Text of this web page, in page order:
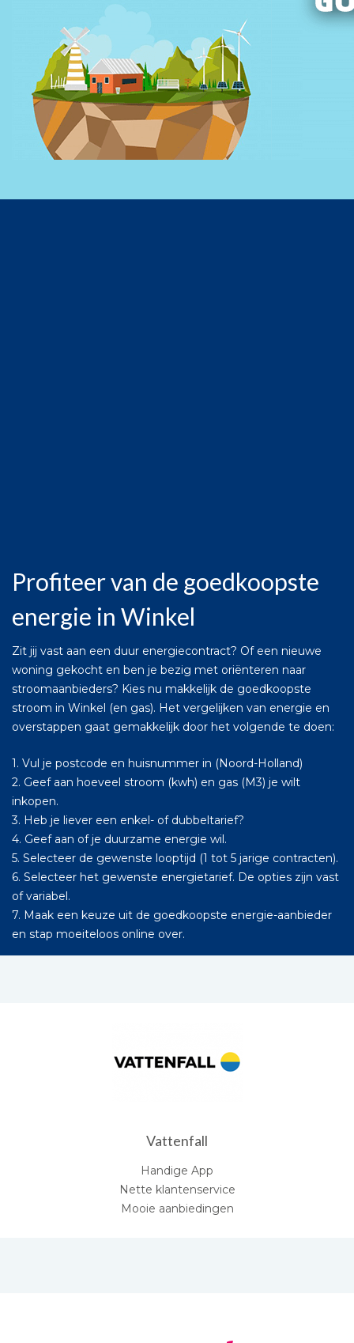
Profiteer van de goedkoopste
energie in Winkel
Zit jij vast aan een duur energiecontract? Of een nieuwe
woning gekocht en ben je bezig met oriënteren naar
stroomaanbieders? Kies nu makkelijk de goedkoopste
stroom in Winkel (en gas). Het vergelijken van energie en
overstappen gaat gemakkelijk door het volgende te doen:
1. Vul je postcode en huisnummer in (Noord-Holland)
2. Geef aan hoeveel stroom (kwh) en gas (M3) je wilt
inkopen.
3. Heb je liever een enkel- of dubbeltarief?
4. Geef aan of je duurzame energie wil.
5. Selecteer de gewenste looptijd (1 tot 5 jarige contracten).
6. Selecteer het gewenste energietarief. De opties zijn vast
of variabel.
7. Maak een keuze uit de goedkoopste energie-aanbieder
en stap moeiteloos online over.
Vattenfall
Handige App
Nette klantenservice
Mooie aanbiedingen